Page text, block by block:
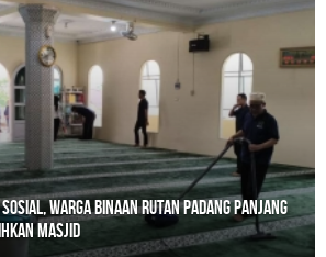
Warga Binaan Rutan Padang Panjang
Masjid